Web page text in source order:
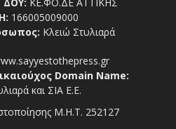
166005009000
Κλειώ Στυλιαρά
Domain Name:
και ΣΙΑ Ε.Ε.
Μ.Η.Τ. 252127